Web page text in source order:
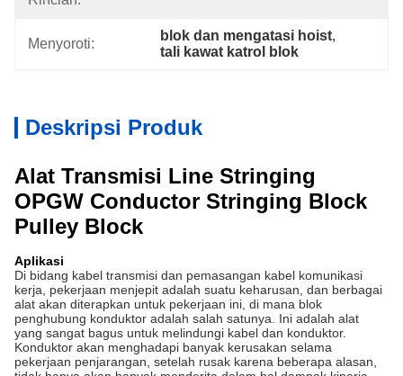
Menyoroti:
blok dan mengatasi hoist,
tali kawat katrol blok
Deskripsi Produk
Alat Transmisi Line Stringing
OPGW Conductor Stringing Block
Pulley Block
Aplikasi
Di bidang kabel transmisi dan pemasangan kabel komunikasi
kerja, pekerjaan menjepit adalah suatu keharusan, dan berbagai
alat akan diterapkan untuk pekerjaan ini, di mana blok
penghubung konduktor adalah salah satunya.
Ini adalah alat
yang sangat bagus untuk melindungi kabel dan konduktor.
Konduktor akan menghadapi banyak kerusakan selama
pekerjaan penjarangan, setelah rusak karena beberapa alasan,